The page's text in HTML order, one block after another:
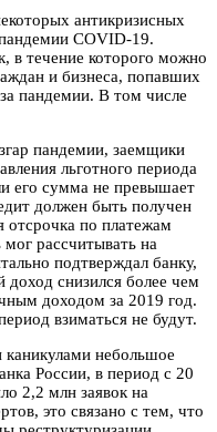
антикризисных
COVID-19.
в течение которого можно
и бизнеса, попавших
пандемии. В том числе
пандемии, заемщики
льготного периода
его сумма не превышает
должен быть получен
отсрочка по платежам
мог рассчитывать на
подтверждал банку,
снизился более чем
доходом за 2019 год.
взиматься не будут.
каникулами небольшое
России, в период с 20
2,2 млн заявок на
это связано с тем, что